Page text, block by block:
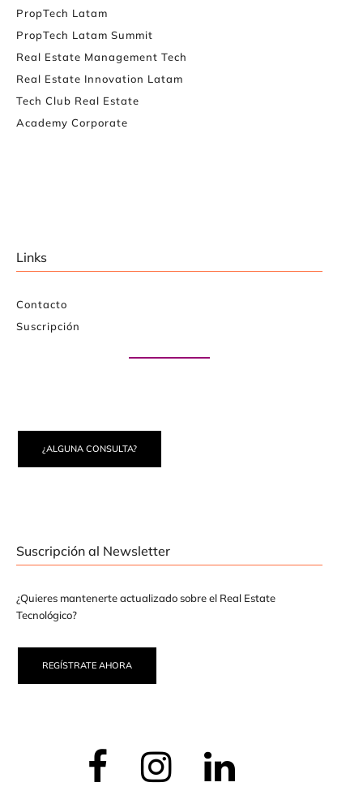
PropTech Latam
PropTech Latam Summit
Real Estate Management Tech
Real Estate Innovation Latam
Tech Club Real Estate
Academy Corporate
Links
Contacto
Suscripción
¿ALGUNA CONSULTA?
Suscripción al Newsletter
¿Quieres mantenerte actualizado sobre el Real Estate
Tecnológico?
REGÍSTRATE AHORA